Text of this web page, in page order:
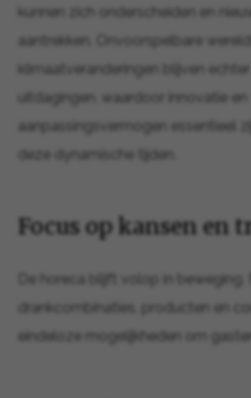
kunnen zich onderscheiden en
aantrekken. Onvoorspelbare
klimaatveranderingen blijven
uitdagingen, waardoor innovatie en
aanpassingsvermogen essentieel
deze dynamische tijden.
Focus op kansen en
De horeca blijft volop in beweging.
drankcombinaties, producten en
eindeloze mogelijkheden om